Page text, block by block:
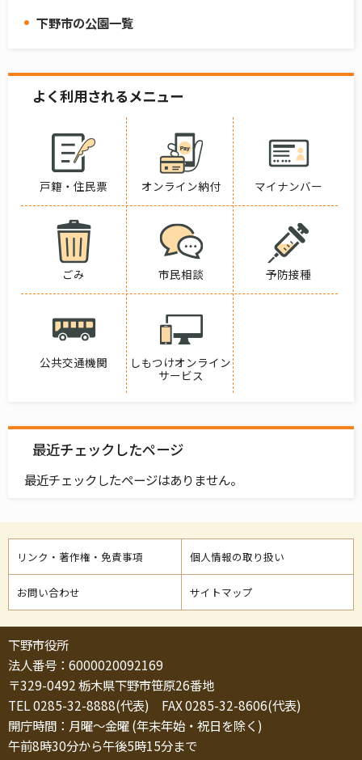
下野市の公園一覧
よく利用されるメニュー
戸籍・住民票 オンライン納付 マイナンバー
ごみ 市民相談 予防接種
公共交通機関
しもつけオンライン
サービス
最近チェックしたページ
最近チェックしたページはありません。
リンク・著作権・免責事項 個人情報の取り扱い
お問い合わせ サイトマップ
下野市役所
法人番号：6000020092169
〒329-0492 栃木県下野市笹原26番地
TEL 0285-32-8888(代表) FAX 0285-32-8606(代表)
開庁時間：月曜～金曜 (年末年始・祝日を除く)
午前8時30分から午後5時15分まで